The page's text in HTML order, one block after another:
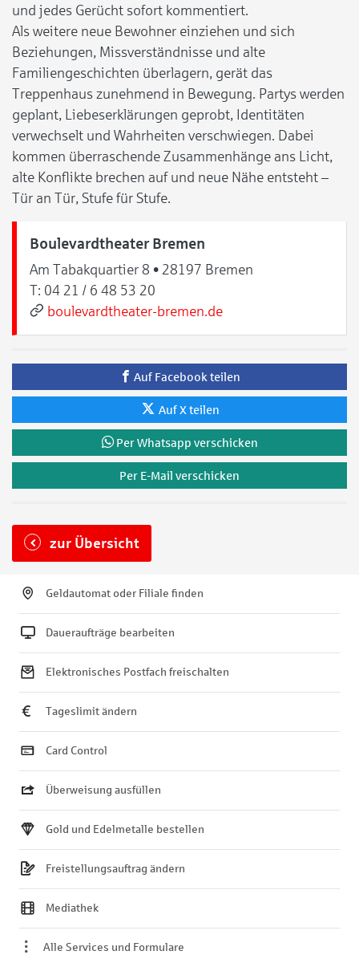
und jedes Gerücht sofort kommentiert.
Als weitere neue Bewohner einziehen und sich
Beziehungen, Missverständnisse und alte
Familiengeschichten überlagern, gerät das
Treppenhaus zunehmend in Bewegung. Partys werden
geplant, Liebeserklärungen geprobt, Identitäten
verwechselt und Wahrheiten verschwiegen. Dabei
kommen überraschende Zusammenhänge ans Licht,
alte Konflikte brechen auf und neue Nähe entsteht –
Tür an Tür, Stufe für Stufe.
Boulevardtheater Bremen
Am Tabakquartier 8 • 28197 Bremen
T: 04 21 / 6 48 53 20
boulevardtheater-bremen.de
Auf Facebook teilen
Auf X teilen
Per Whatsapp verschicken
Per E-Mail verschicken
zur Übersicht
Geldautomat oder Filiale finden
Daueraufträge bearbeiten
Elektronisches Postfach freischalten
Tageslimit ändern
Card Control
Überweisung ausfüllen
Gold und Edelmetalle bestellen
Freistellungsauftrag ändern
Mediathek
Alle Services und Formulare